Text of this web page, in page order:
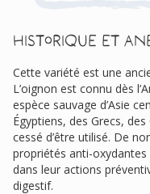
Historique et
Cette variété est une
L’oignon est connu dès
espèce sauvage d’Asie
Égyptiens, des Grecs,
cessé d’être utilisé. De
propriétés anti-oxydantes
dans leur actions
digestif.